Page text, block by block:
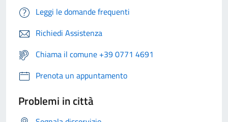
Leggi le domande frequenti
Richiedi Assistenza
Chiama il comune +39 0771 4691
Prenota un appuntamento
Problemi in città